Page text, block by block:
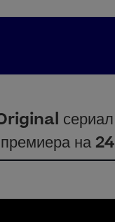
сериал
на